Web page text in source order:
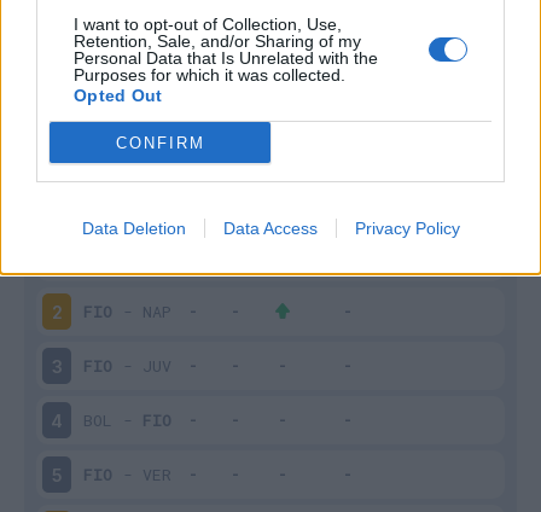
I want to opt-out of Collection, Use,
Retention, Sale, and/or Sharing of my
Personal Data that Is Unrelated with the
Purposes for which it was collected.
Opted Out
CONFIRM
Data Deletion Data Access Privacy Policy
Scarica riepilogo
stagionale
Voto Uscito
2 FIO - NAP
3 FIO - JUV
4 BOL - FIO
5 FIO - VER